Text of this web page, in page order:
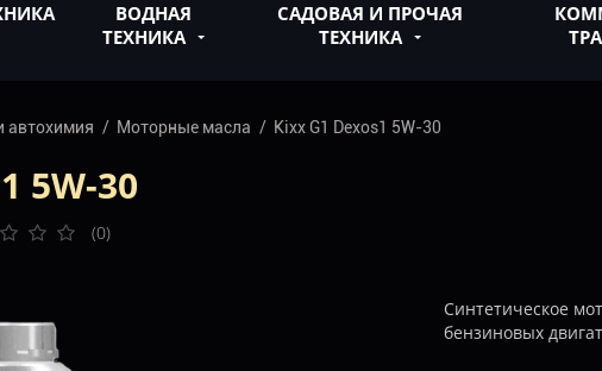
ВОДНАЯ
ТЕХНИКА
САДОВАЯ И ПРОЧАЯ
ТЕХНИКА
автохимия Моторные масла Kixx G1 Dexos1 5W-30
5W-30
(0)
Синтетическое
бензиновых